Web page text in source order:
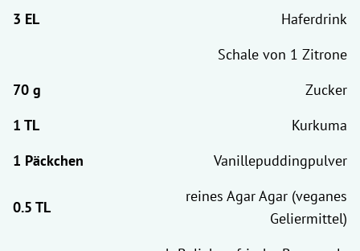
Haferdrink
Schale von 1 Zitrone
Zucker
Kurkuma
Vanillepuddingpulver
reines Agar Agar (veganes
Geliermittel)